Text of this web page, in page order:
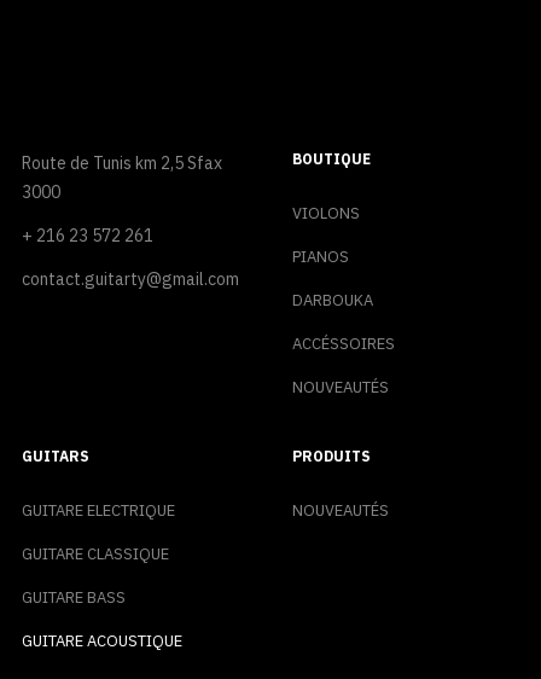
Route de Tunis km 2,5 Sfax
3000
+ 216 23 572 261
contact.guitarty@gmail.com
BOUTIQUE
VIOLONS
PIANOS
DARBOUKA
ACCÉSSOIRES
NOUVEAUTÉS
GUITARS
GUITARE ELECTRIQUE
GUITARE CLASSIQUE
GUITARE BASS
GUITARE ACOUSTIQUE
PRODUITS
NOUVEAUTÉS